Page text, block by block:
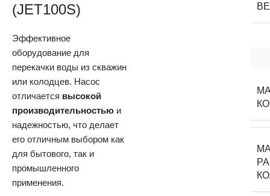
(JET100S)
Эффективное
оборудование для
перекачки воды из скважин
или колодцев. Насос
отличается высокой
производительностью и
надежностью, что делает
его отличным выбором как
для бытового, так и
промышленного
применения.